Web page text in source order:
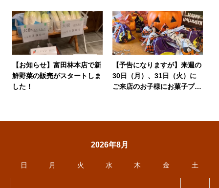
ています
います
【お知らせ】富田林本店で新
鮮野菜の販売がスタートしま
した！
【予告になりますが】来週の
30日（月）、31日（火）に
ご来店のお子様にお菓子プレ
2026年8月
日 月 火 水 木 金 土